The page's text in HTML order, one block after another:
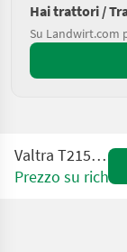
Hai trattori /
Su Landwirt.com
Valtra T215 Direct
Prezzo su